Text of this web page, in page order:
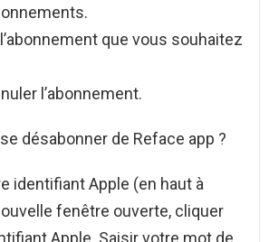
que vous souhaitez
l’abonnement.
désabonner de Reface app ?
identifiant Apple (en haut à
fenêtre ouverte, cliquer
Apple. Saisir votre mot de